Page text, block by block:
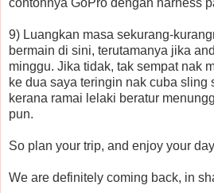
contohnya GoPro dengan harness
9) Luangkan masa sekurang-
bermain di sini, terutamanya jika
minggu. Jika tidak, tak sempat nak
ke dua saya teringin nak cuba sling
kerana ramai lelaki beratur
pun.
So plan your trip, and enjoy your
We are definitely coming back, in